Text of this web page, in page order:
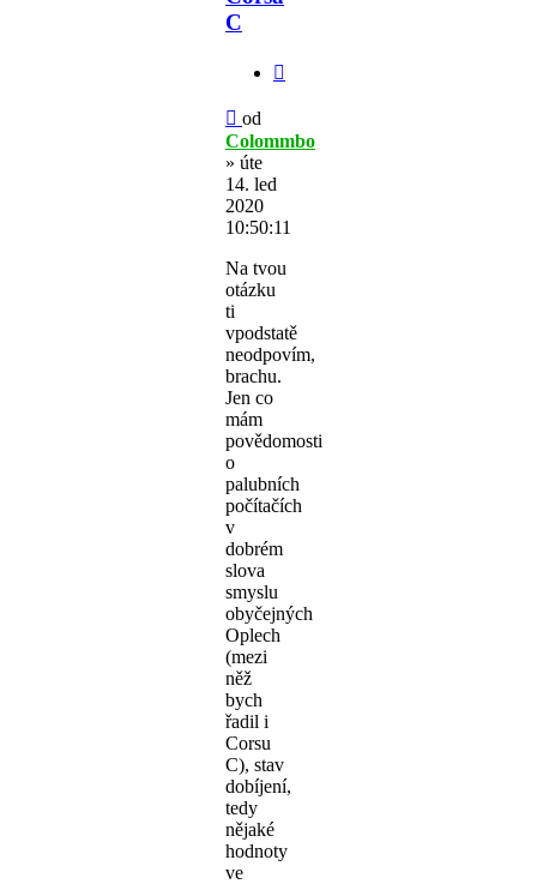
C
Příspěvek
od
Colommbo
» úte
14. led
2020
10:50:11
Na tvou
otázku
ti
vpodstatě
neodpovím,
brachu.
Jen co
mám
povědomosti
o
palubních
počítačích
v
dobrém
slova
smyslu
obyčejných
Oplech
(mezi
něž
bych
řadil i
Corsu
C), stav
dobíjení,
tedy
nějaké
hodnoty
ve